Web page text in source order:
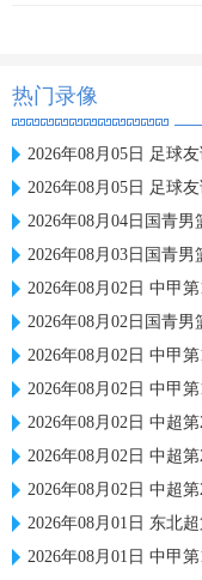
热门录像
2026年08月05日 足球
2026年08月05日 足球
2026年08月04日国青男篮热
2026年08月03日国青男
2026年08月02日 中甲
2026年08月02日国青男篮
2026年08月02日 中甲
2026年08月02日 中甲
2026年08月02日 中超
2026年08月02日 中超
2026年08月02日 中超
2026年08月01日 东北
2026年08月01日 中甲